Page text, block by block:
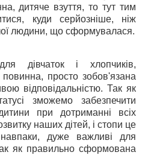
дитяче взуття, то тут тим
куди серйозніше, ніж
людини, що сформувалася.
дівчатокі хлопчиків,
просто зобов'язана
відповідальністю. Так як
зможемо забезпечити
при дотриманні всіх
наших дітей, і стопи це
дуже важливі для
як правильно сформована